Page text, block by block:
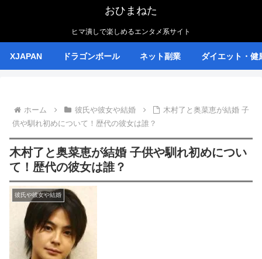
おひまねた
ヒマ潰しで楽しめるエンタメ系サイト
XJAPAN ドラゴンボール ネット副業 ダイエット・健
ホーム 彼氏や彼女や結婚
木村了と奥菜恵が結婚 子
供や馴れ初めについて！歴代の彼女は誰？
木村了と奥菜恵が結婚 子供や馴れ初めについ
て！歴代の彼女は誰？
彼氏や彼女や結婚